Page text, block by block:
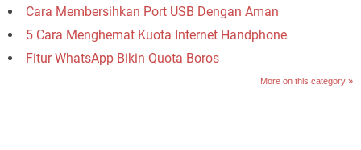
Cara Membersihkan Port USB Dengan Aman
5 Cara Menghemat Kuota Internet Handphone
Fitur WhatsApp Bikin Quota Boros
More on this category »